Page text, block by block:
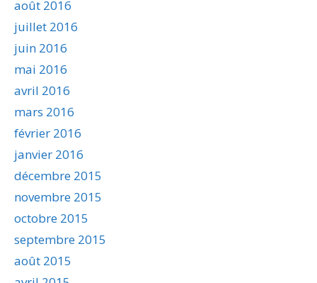
août 2016
juillet 2016
juin 2016
mai 2016
avril 2016
mars 2016
février 2016
janvier 2016
décembre 2015
novembre 2015
octobre 2015
septembre 2015
août 2015